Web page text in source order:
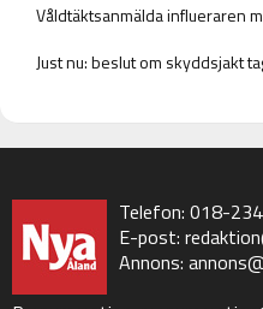
Våldtäktsanmälda influeraren
Just nu: beslut om skyddsjakt
Telefon: 018-
E-post:
Annons: